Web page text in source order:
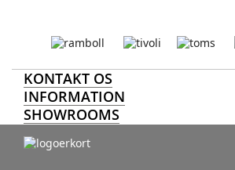
KONTAKT OS
INFORMATION
SHOWROOMS